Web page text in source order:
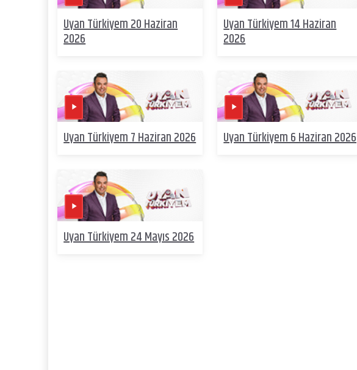
Uyan Türkiyem 20 Haziran
2026
Uyan Türkiyem 14 Haziran
2026
Uyan Türkiyem 7 Haziran 2026 Uyan Türkiyem 6 Haziran 2026
Uyan Türkiyem 24 Mayıs 2026